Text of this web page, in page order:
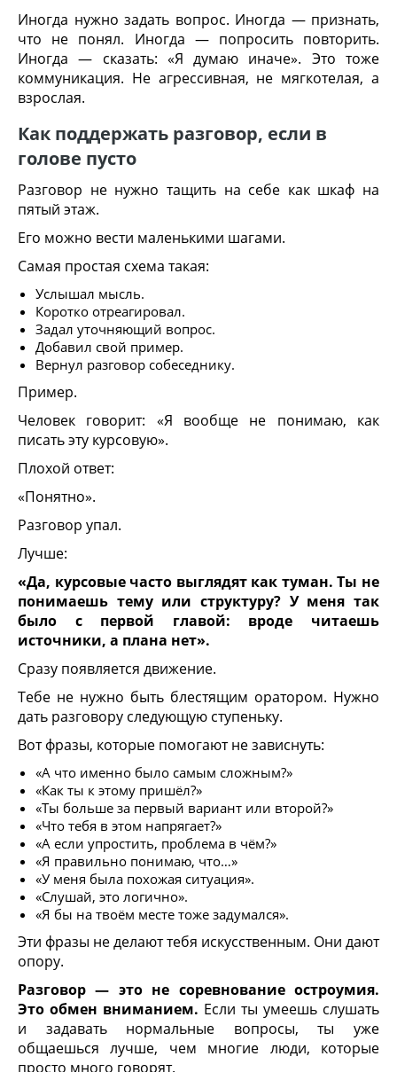
Иногда нужно задать вопрос. Иногда — признать,
что не понял. Иногда — попросить повторить.
Иногда — сказать: «Я думаю иначе». Это тоже
коммуникация. Не агрессивная, не мягкотелая, а
взрослая.
Как поддержать разговор, если в
голове пусто
Разговор не нужно тащить на себе как шкаф на
пятый этаж.
Его можно вести маленькими шагами.
Самая простая схема такая:
Услышал мысль.
Коротко отреагировал.
Задал уточняющий вопрос.
Добавил свой пример.
Вернул разговор собеседнику.
Пример.
Человек говорит: «Я вообще не понимаю, как
писать эту курсовую».
Плохой ответ:
«Понятно».
Разговор упал.
Лучше:
«Да, курсовые часто выглядят как туман. Ты не
понимаешь тему или структуру? У меня так
было с первой главой: вроде читаешь
источники, а плана нет».
Сразу появляется движение.
Тебе не нужно быть блестящим оратором. Нужно
дать разговору следующую ступеньку.
Вот фразы, которые помогают не зависнуть:
«А что именно было самым сложным?»
«Как ты к этому пришёл?»
«Ты больше за первый вариант или второй?»
«Что тебя в этом напрягает?»
«А если упростить, проблема в чём?»
«Я правильно понимаю, что…»
«У меня была похожая ситуация».
«Слушай, это логично».
«Я бы на твоём месте тоже задумался».
Эти фразы не делают тебя искусственным. Они дают
опору.
Разговор — это не соревнование остроумия.
Это обмен вниманием. Если ты умеешь слушать
и задавать нормальные вопросы, ты уже
общаешься лучше, чем многие люди, которые
просто много говорят.